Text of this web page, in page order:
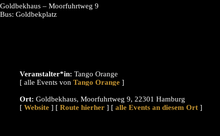
Goldbekhaus – Moorfuhrtweg 9
Bus: Goldbekplatz
Veranstalter*in: Tango Orange
[ alle Events von
]
Ort: Goldbekhaus, Moorfuhrtweg 9, 22301 Hamburg
[ Website ] [ Route hierher ] [ alle Events an diesem Ort ]